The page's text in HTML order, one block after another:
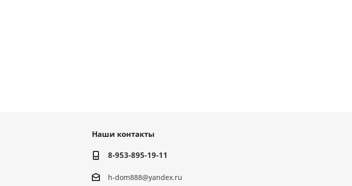
Наши контакты
8-953-895-19-11
h-dom888@yandex.ru